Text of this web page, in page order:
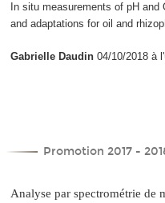
In situ measurements of pH
and adaptations for oil and
Gabrielle Daudin 04/10/2018 à
Promotion 2017 -
Analyse par spectrométrie de